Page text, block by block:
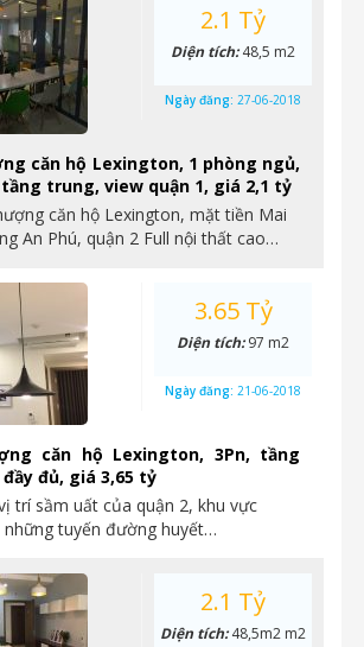
căn hộ Lexington, 1 phòng ngủ,
trung, view quận 1, giá 2,1 tỷ
căn hộ Lexington, mặt tiền Mai
An Phú, quận 2 Full nội thất cao…
2.1 Tỷ
Diện tích:48,5 m2
Ngày đăng: 27-06-2018
căn hộ Lexington, 3Pn, tầng
đủ, giá 3,65 tỷ
trí sầm uất của quận 2, khu vực
tuyến đường huyết…
3.65 Tỷ
Diện tích:97 m2
Ngày đăng: 21-06-2018
2.1 Tỷ
Diện tích:48,5m2 m2